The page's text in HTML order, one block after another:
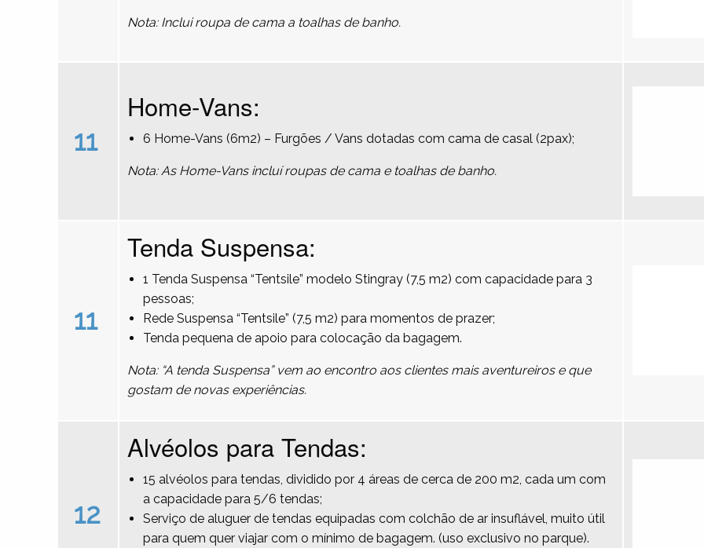
Nota: Inclui roupa de cama a toalhas de banho.
11
Home-Vans:
6 Home-Vans (6m2) – Furgões / Vans dotadas com cama de casal (2pax);
Nota: As Home-Vans incluí roupas de cama e toalhas de banho.
11
Tenda Suspensa:
1 Tenda Suspensa “Tentsile” modelo Stingray (7,5 m2) com capacidade para 3
pessoas;
Rede Suspensa “Tentsile” (7,5 m2) para momentos de prazer;
Tenda pequena de apoio para colocação da bagagem.
Nota: “A tenda Suspensa” vem ao encontro aos clientes mais aventureiros e que
gostam de novas experiências.
12
Alvéolos para Tendas:
15 alvéolos para tendas, dividido por 4 áreas de cerca de 200 m2, cada um com
a capacidade para 5/6 tendas;
Serviço de aluguer de tendas equipadas com colchão de ar insuflável, muito útil
para quem quer viajar com o mínimo de bagagem. (uso exclusivo no parque).